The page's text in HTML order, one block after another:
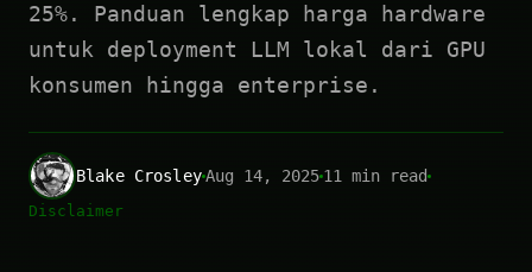
25%. Panduan lengkap harga hardware
untuk deployment LLM lokal dari GPU
konsumen hingga enterprise.
Blake CrosleyAug 14, 202511 min read
Disclaimer